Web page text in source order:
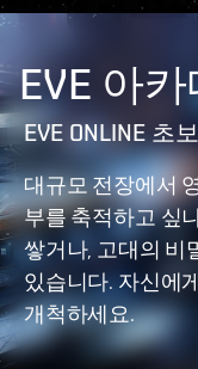
EVE 아
EVE ONLINE 초
대규모 전장에서
부를 축적하고 싶
쌓거나, 고대의 비
있습니다. 자신에
개척하세요.